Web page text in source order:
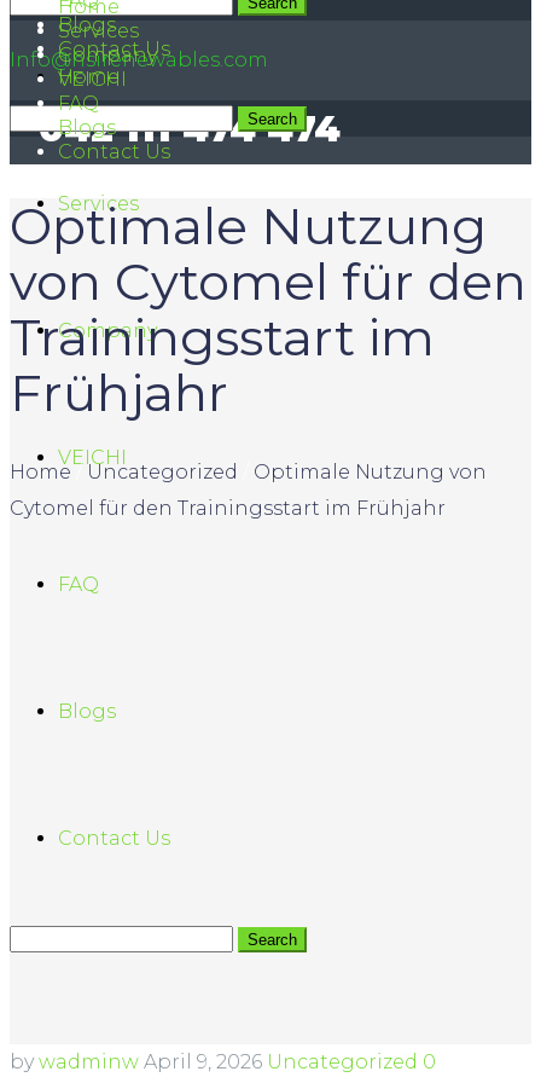
Info@hsirenewables.com
042 111 474 474
Blogs
Contact Us
Home
Services
Company
VEICHI
FAQ
Blogs
Contact Us
Home
Services
Company
VEICHI
FAQ
Blogs
Contact Us
Optimale Nutzung
von Cytomel für den
Trainingsstart im
Frühjahr
Home Uncategorized
Optimale Nutzung von
Cytomel für den Trainingsstart im Frühjahr
by wadminw April 9, 2026 Uncategorized 0